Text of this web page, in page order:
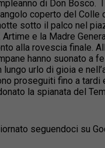
di Don Bosco.
coperto del Colle
sotto il palco nel
Artime e la Madre
alla rovescia finale.
hanno suonato a
urlo di gioia e
proseguiti fino a tardi
la spianata del
seguendoci su